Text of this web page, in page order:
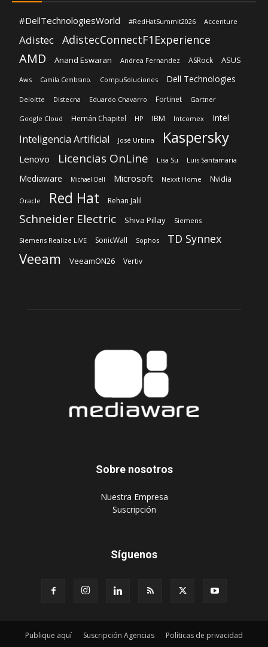
#DellTechnologiesWorld #RedHatSummit2026 Accenture
Adistec AdistecConnectF1Experience
AMD Anand Eswaran Andrea Fernandez ASRock ASUS
Aws Camila Cembrano. CompuSoluciones Dell Technologies
Deloitte Distecna Eduardo Chavarro Fortinet Gartner
Google Cloud Hernán Chapitel HP IBM Intcomex Intel
Inteligencia Artificial José Urbina Kaspersky
Lenovo Licencias OnLine Lisa Su Luis Santamaria
Mediaware Michael Dell Microsoft Nexxt Home Nvidia
Oracle Red Hat Rehan Jalil
Schneider Electric Shiva Pillay Siemens
Siemens Realize LIVE SonicWall Sophos TD Synnex
Veeam VeeamON26 Vertiv
Sobre nosotros
‎Nuestra Empresa
‎Suscripción
Síguenos
Publique aquí Suscripción Agencias Políticas de privacidad